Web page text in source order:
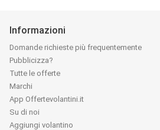
Informazioni
Domande richieste più frequentemente
Pubblicizza?
Tutte le offerte
Marchi
App Offertevolantini.it
Su di noi
Aggiungi volantino